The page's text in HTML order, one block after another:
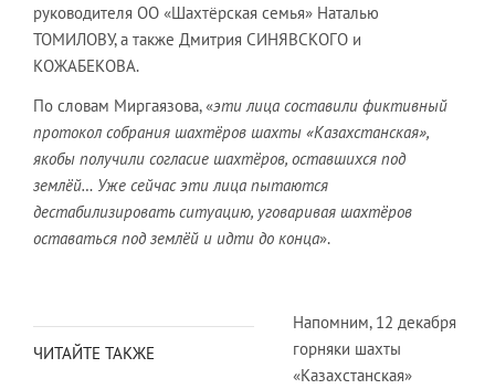
руководителя ОО «Шахтёрская семья» Наталью
ТОМИЛОВУ, а также Дмитрия СИНЯВСКОГО и
КОЖАБЕКОВА.
По словам Миргаязова, «эти лица составили фиктивный
протокол собрания шахтёров шахты «Казахстанская»,
якобы получили согласие шахтёров, оставшихся под
землёй… Уже сейчас эти лица пытаются
дестабилизировать ситуацию, уговаривая шахтёров
оставаться под землёй и идти до конца».
ЧИТАЙТЕ ТАКЖЕ
Напомним, 12 декабря
горняки шахты
«Казахстанская»